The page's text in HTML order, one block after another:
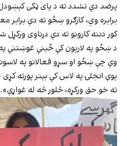
پرضد دې تشدد ته د پای ټکی
برابره وي، کارګرو ښځو ته دې
کور دننه کارونو ته دې درناوی ورکړل
د ښځو په لاريون کې ځينې غوښتنې
وې چې ښځو او سړو فعالانو په
یوې انجلۍ په لاس کې بېنر پورته
ته خو حق ورکړه، څلور څه له غواړې».